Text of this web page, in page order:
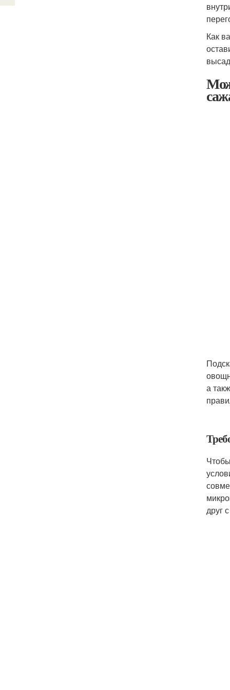
Как
а
друг